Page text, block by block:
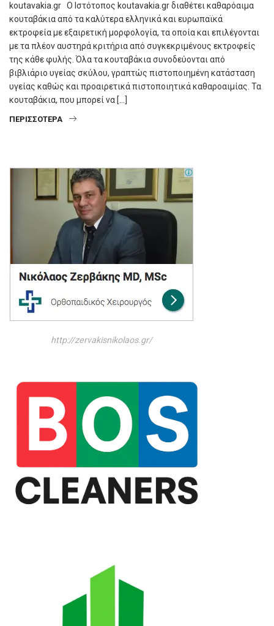
koutavakia.gr Ο Ιστότοπος koutavakia.gr διαθέτει καθαρόαιμα
κουταβάκια από τα καλύτερα ελληνικά και ευρωπαϊκά
εκτροφεία με εξαιρετική μορφολογία, τα οποία και επιλέγονται
με τα πλέον αυστηρά κριτήρια από συγκεκριμένους εκτροφείς
της κάθε φυλής. Όλα τα κουταβάκια συνοδεύονται από
βιβλιάριο υγείας σκύλου, γραπτώς πιστοποιημένη κατάσταση
υγείας καθώς και προαιρετικά πιστοποιητικά καθαροαιμίας. Τα
κουταβάκια, που μπορεί να […]
ΠΕΡΙΣΣΌΤΕΡΑ
http://zervakisnikolaos.gr/